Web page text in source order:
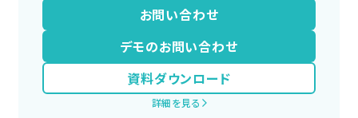
お問い合わせ
デモのお問い合わせ
資料ダウンロード
詳細を見る